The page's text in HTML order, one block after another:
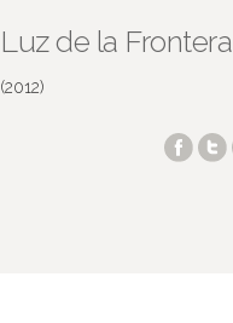
Luz de la Frontera
(2012)